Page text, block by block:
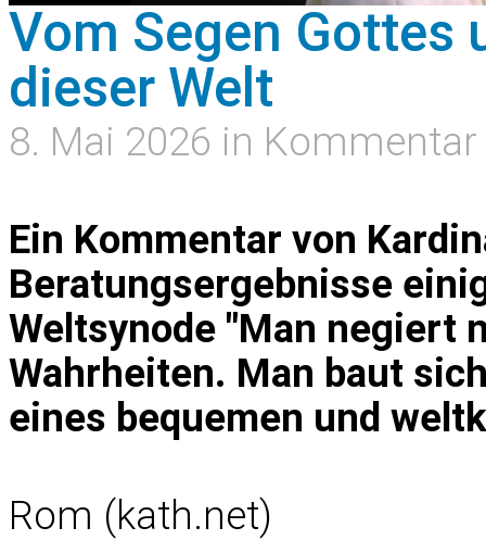
Vom Segen Gottes
dieser Welt
8. Mai 2026 in Kommentar
Ein Kommentar von
Beratungsergebnisse
Weltsynode "Man negiert
Wahrheiten. Man baut
eines bequemen und
Rom (kath.net)